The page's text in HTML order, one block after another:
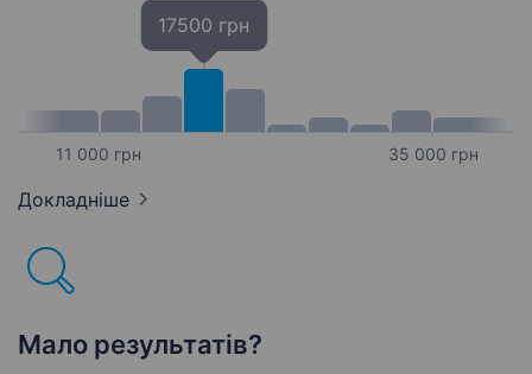
11 000 грн
17500 грн
35 000 грн
Докладніше
Мало результатів?